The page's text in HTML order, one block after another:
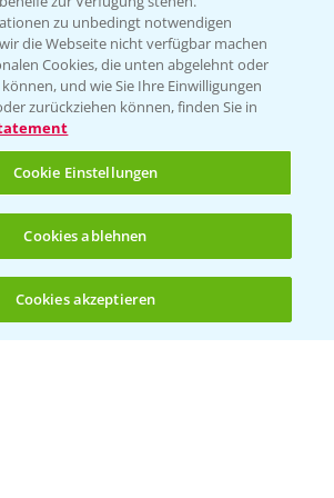
(noch 4)
auf WhatsApp
346 564 1
30-20220
zu unbedingt notwendigen
die Webseite nicht verfügbar machen
Cookies, die unten abgelehnt oder
und wie Sie Ihre Einwilligungen
zurückziehen können, finden Sie in
Cookie Einstellungen
Cookies ablehnen
Cookies akzeptieren